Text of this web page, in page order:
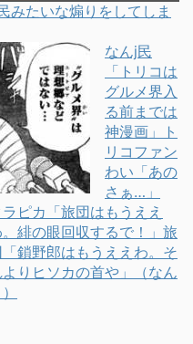
みたいな煽りをしてしま
なんj民
「トリコは
グルメ界入
る前までは
神漫画」ト
リコファン
わい「あの
さぁ…」
ラピカ「旅団はもうええ
。緋の眼回収するで！」旅
「鎖野郎はもうええわ。そ
よりヒソカの首や」（なん